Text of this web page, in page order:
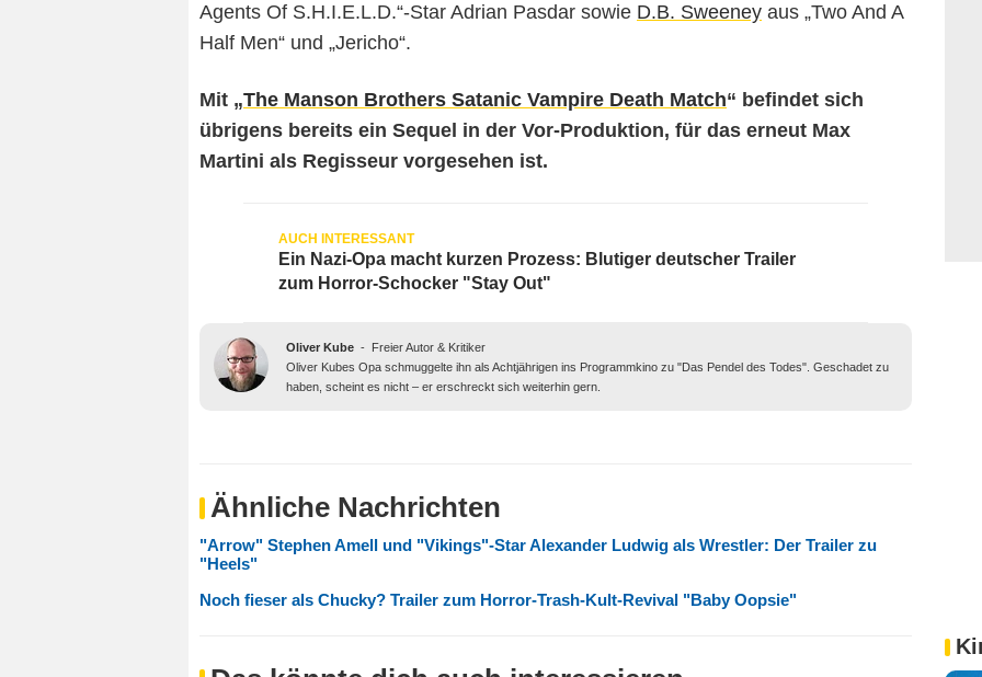
Agents Of S.H.I.E.L.D.“-Star Adrian Pasdar sowie D.B. Sweeney aus „Two And A
Half Men“ und „Jericho“.
Mit „The Manson Brothers Satanic Vampire Death Match“ befindet sich
übrigens bereits ein Sequel in der Vor-Produktion, für das erneut Max
Martini als Regisseur vorgesehen ist.
Ein Nazi-Opa macht kurzen Prozess: Blutiger deutscher Trailer
zum Horror-Schocker "Stay Out"
Oliver Kube -
Freier Autor & Kritiker
Oliver Kubes Opa schmuggelte ihn als Achtjährigen ins Programmkino zu "Das Pendel des Todes". Geschadet zu
haben, scheint es nicht – er erschreckt sich weiterhin gern.
Ähnliche Nachrichten
"Arrow" Stephen Amell und "Vikings"-Star Alexander Ludwig als Wrestler: Der Trailer zu
"Heels"
Noch fieser als Chucky? Trailer zum Horror-Trash-Kult-Revival "Baby Oopsie"